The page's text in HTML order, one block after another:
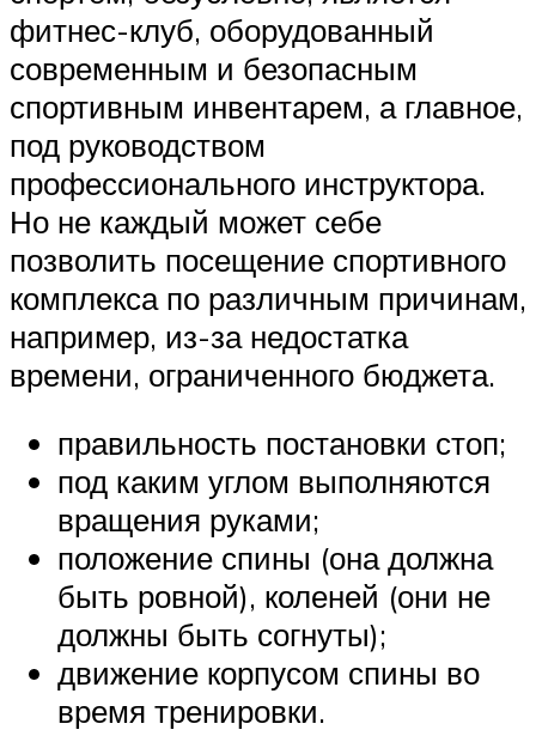
фитнес-клуб, оборудованный
современным и безопасным
спортивным инвентарем, а главное,
под руководством
профессионального инструктора.
Но не каждый может себе
позволить посещение спортивного
комплекса по различным причинам,
например, из-за недостатка
времени, ограниченного бюджета.
правильность постановки стоп;
под каким углом выполняются
вращения руками;
положение спины (она должна
быть ровной), коленей (они не
должны быть согнуты);
движение корпусом спины во
время тренировки.